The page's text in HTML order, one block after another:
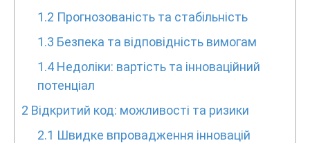
1.2 Прогнозованість та стабільність
1.3 Безпека та відповідність вимогам
1.4Недоліки: вартість та інноваційний
потенціал
2 Відкритий код: можливості та ризики
2.1 Швидке впровадження інновацій